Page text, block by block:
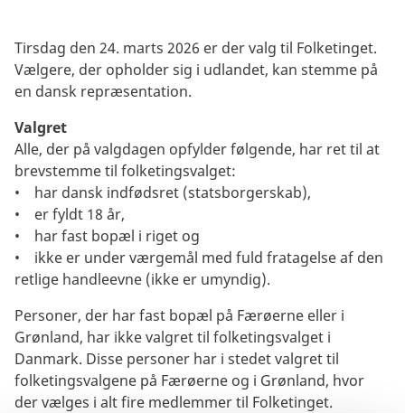
Tirsdag den 24. marts 2026 er der valg til Folketinget.
Vælgere, der opholder sig i udlandet, kan stemme på
en dansk repræsentation.
Valgret
Alle, der på valgdagen opfylder følgende, har ret til at
brevstemme til folketingsvalget:
• har dansk indfødsret (statsborgerskab),
• er fyldt 18 år,
• har fast bopæl i riget og
• ikke er under værgemål med fuld fratagelse af den
retlige handleevne (ikke er umyndig).
Personer, der har fast bopæl på Færøerne eller i
Grønland, har ikke valgret til folketingsvalget i
Danmark. Disse personer har i stedet valgret til
folketingsvalgene på Færøerne og i Grønland, hvor
der vælges i alt fire medlemmer til Folketinget.